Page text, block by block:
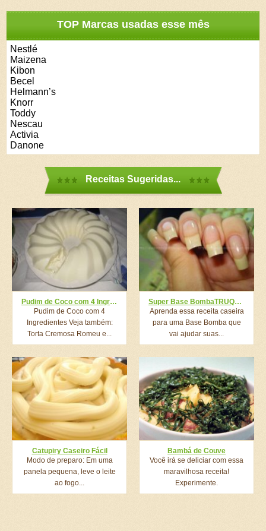
TOP Marcas usadas esse mês
Nestlé
Maizena
Kibon
Becel
Helmann’s
Knorr
Toddy
Nescau
Activia
Danone
Receitas Sugeridas...
Pudim de Coco com 4 Ingredientes
Pudim de Coco com 4
Ingredientes Veja também:
Torta Cremosa Romeu e...
Super Base BombaTRUQUEUnhas Grandes E Fortes
Aprenda essa receita caseira
para uma Base Bomba que
vai ajudar suas...
Catupiry Caseiro Fácil
Modo de preparo: Em uma
panela pequena, leve o leite
ao fogo...
Bambá de Couve
Você irá se deliciar com essa
maravilhosa receita!
Experimente.